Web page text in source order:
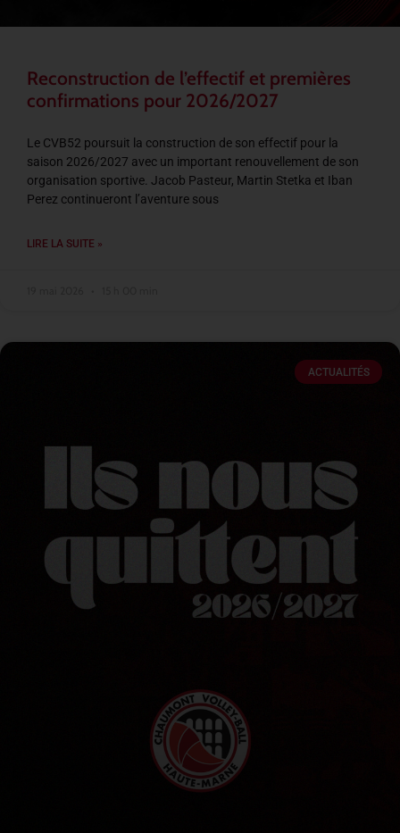
Reconstruction de l’effectif et premières
confirmations pour 2026/2027
Le CVB52 poursuit la construction de son effectif pour la
saison 2026/2027 avec un important renouvellement de son
organisation sportive. Jacob Pasteur, Martin Stetka et Iban
Perez continueront l’aventure sous
LIRE LA SUITE »
ACTUALITÉS